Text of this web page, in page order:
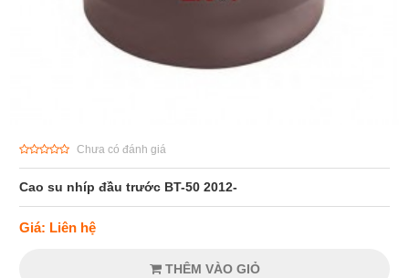
Chưa có đánh giá
Cao su nhíp đầu trước BT-50 2012-
Giá: Liên hệ
THÊM VÀO GIỎ